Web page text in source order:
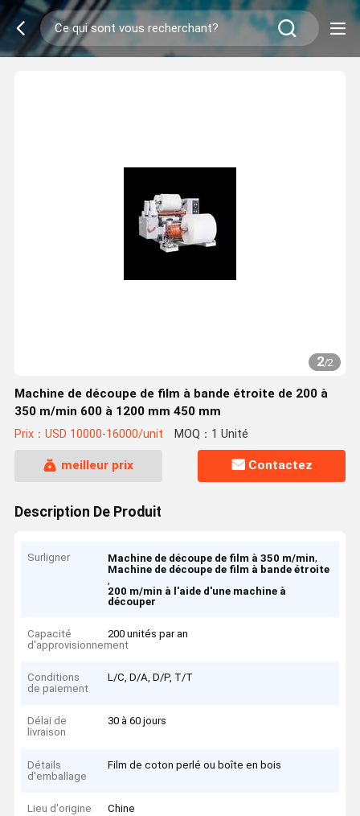
2/2
Machine de découpe de film à bande étroite de 200 à
350 m/min 600 à 1200 mm 450 mm
Prix：USD 10000-16000/unit MOQ：1 Unité
meilleur prix Contactez
Description De Produit
Surligner Machine de découpe de film à 350 m/min,
Machine de découpe de film à bande étroite
,
200 m/min à l'aide d'une machine à
découper
Capacité
d'approvisionnement
200 unités par an
Conditions
de paiement
L/C, D/A, D/P, T/T
Délai de
livraison
30 à 60 jours
Détails
d'emballage
Film de coton perlé ou boîte en bois
Lieu d'origine Chine